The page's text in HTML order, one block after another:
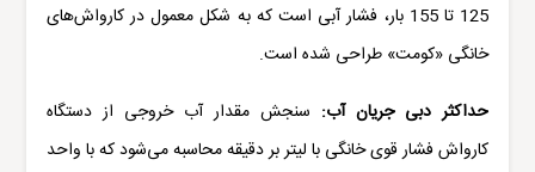
125 تا 155 بار، فشار آبی است که به شکل معمول در کارواش‌های
خانگی «کومت» طراحی شده است.
حداکثر دبی جریان آب: سنجش مقدار آب خروجی از دستگاه
کارواش فشار قوی خانگی با لیتر بر دقیقه محاسبه می‌شود که با واحد